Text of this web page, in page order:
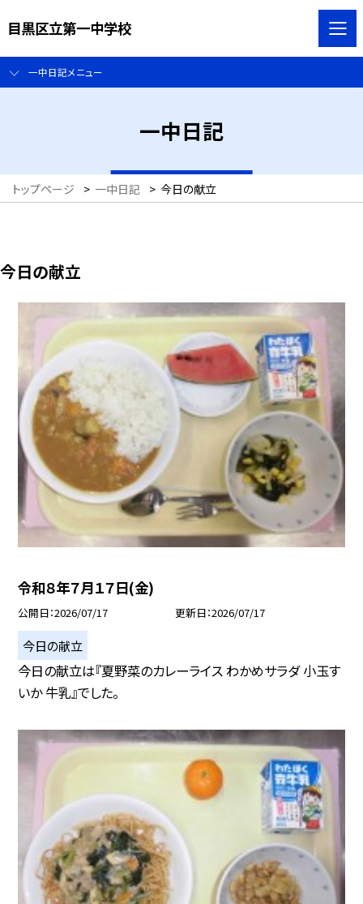
目黒区立第一中学校
一中日記メニュー
一中日記
トップページ > 一中日記 > 今日の献立
今日の献立
令和８年７月１７日(金)
公開日 2026/07/17 更新日 2026/07/17
今日の献立
今日の献立は『夏野菜のカレーライス わかめサラダ 小玉す
いか 牛乳』でした。